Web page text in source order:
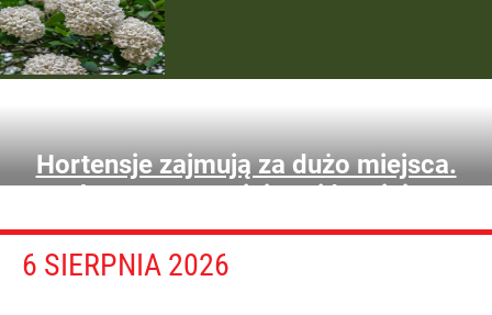
Hortensje zajmują za dużo miejsca.
Te krzewy są mniejsze i łatwiejsze
w uprawie
6 SIERPNIA 2026